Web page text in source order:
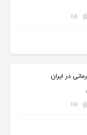
(۰)
در ایران
(۰)